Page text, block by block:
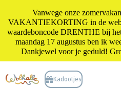
naar
de
Kadootjes
Vanwege onze
VAKANTIEKORTING in de
waardeboncode DRENTHE bij
maandag 17 augustus ben ik
Dankjewel voor je geduld!